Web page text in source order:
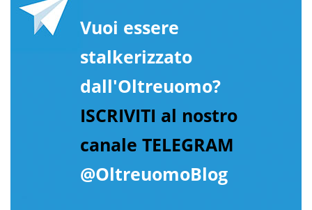
Vuoi essere
stalkerizzato
dall'Oltreuomo?
ISCRIVITI al nostro
canale TELEGRAM
@OltreuomoBlog